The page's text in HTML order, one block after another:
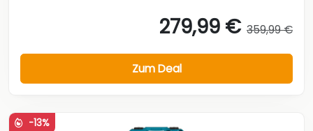
279,99 € 359,99 €
Zum Deal
-13%